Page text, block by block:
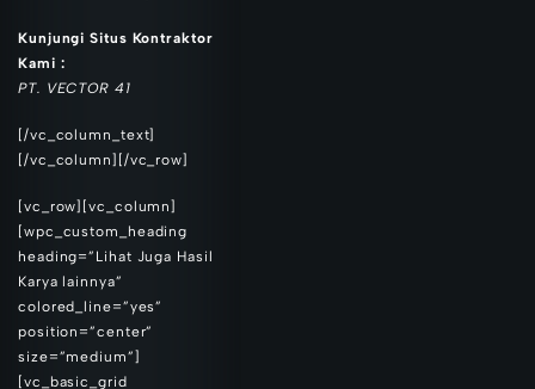
Kunjungi Situs Kontraktor
Kami :
PT. VECTOR 41
[/vc_column_text]
[/vc_column][/vc_row]
[vc_row][vc_column]
[wpc_custom_heading
heading=”Lihat Juga Hasil
Karya lainnya”
colored_line=”yes”
position=”center”
size=”medium”]
[vc_basic_grid